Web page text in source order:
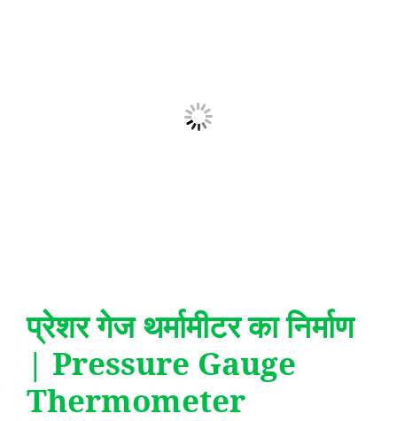
प्रेशर गेज थर्मामीटर का निर्माण
| Pressure Gauge
Thermometer